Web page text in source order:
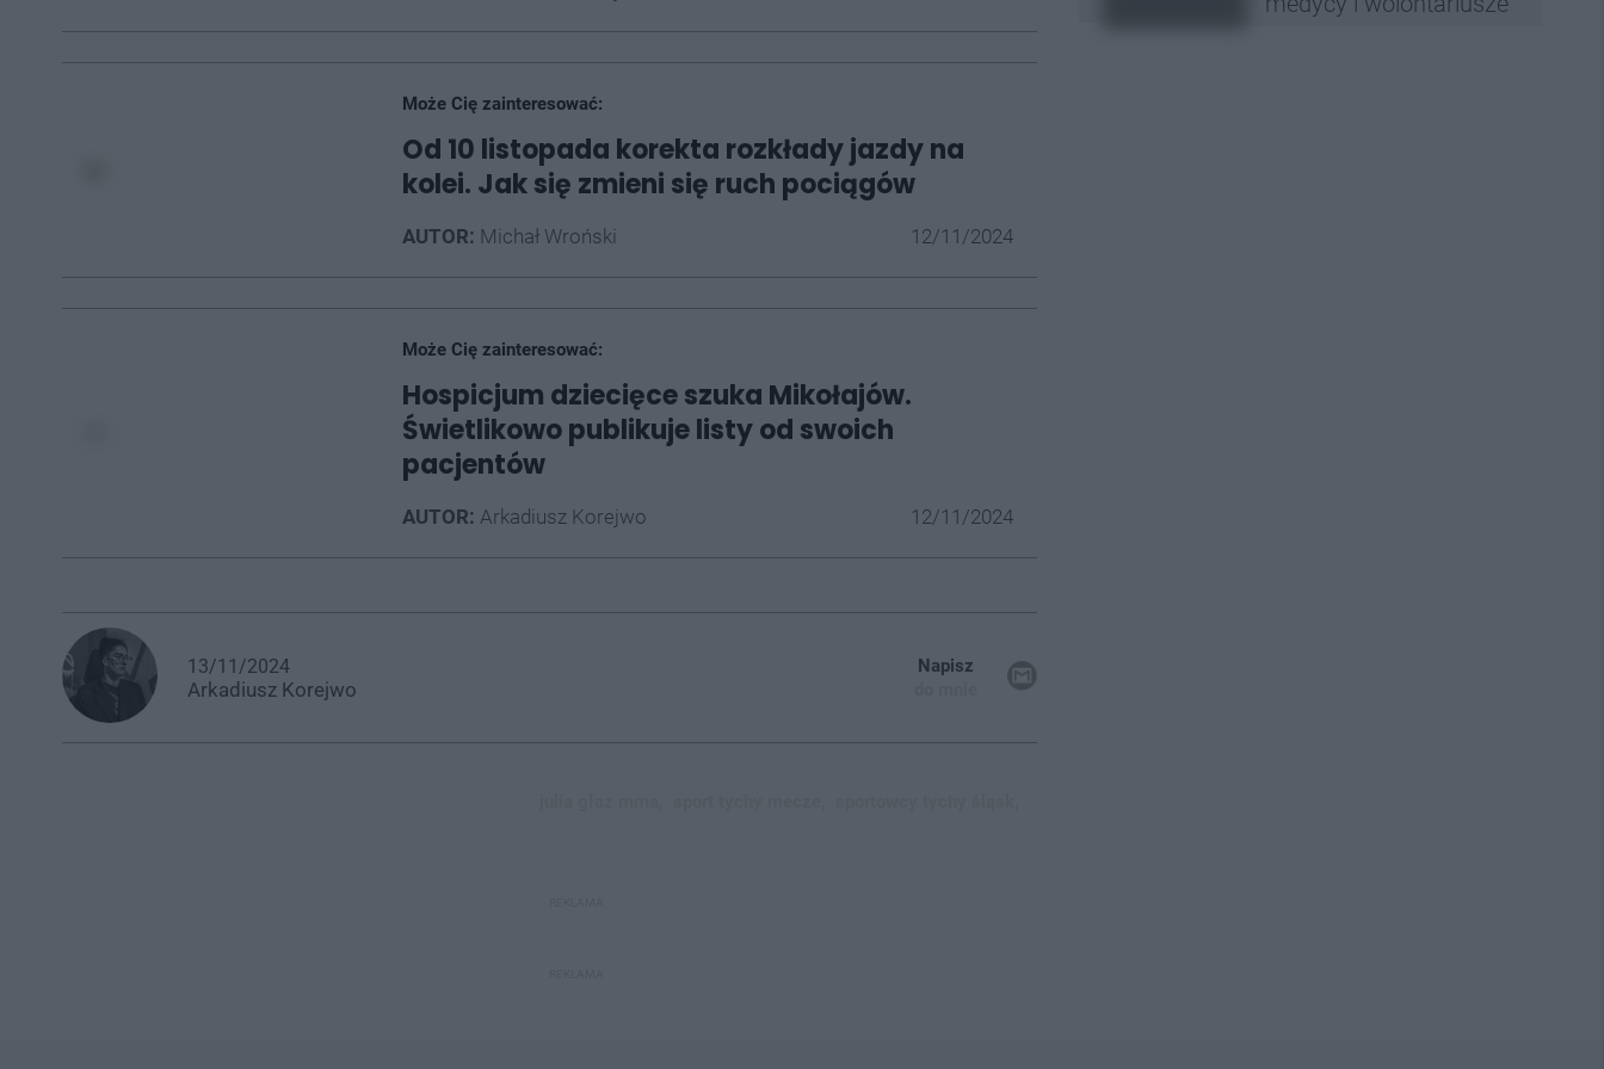
Może Cię zainteresować:
Od 10 listopada korekta rozkłady jazdy na
kolei. Jak się zmieni się ruch pociągów
AUTOR: Michał Wroński 12/11/2024
Może Cię zainteresować:
Hospicjum dziecięce szuka Mikołajów.
Świetlikowo publikuje listy od swoich
pacjentów
AUTOR: Arkadiusz Korejwo 12/11/2024
13/11/2024
Arkadiusz Korejwo
Napisz